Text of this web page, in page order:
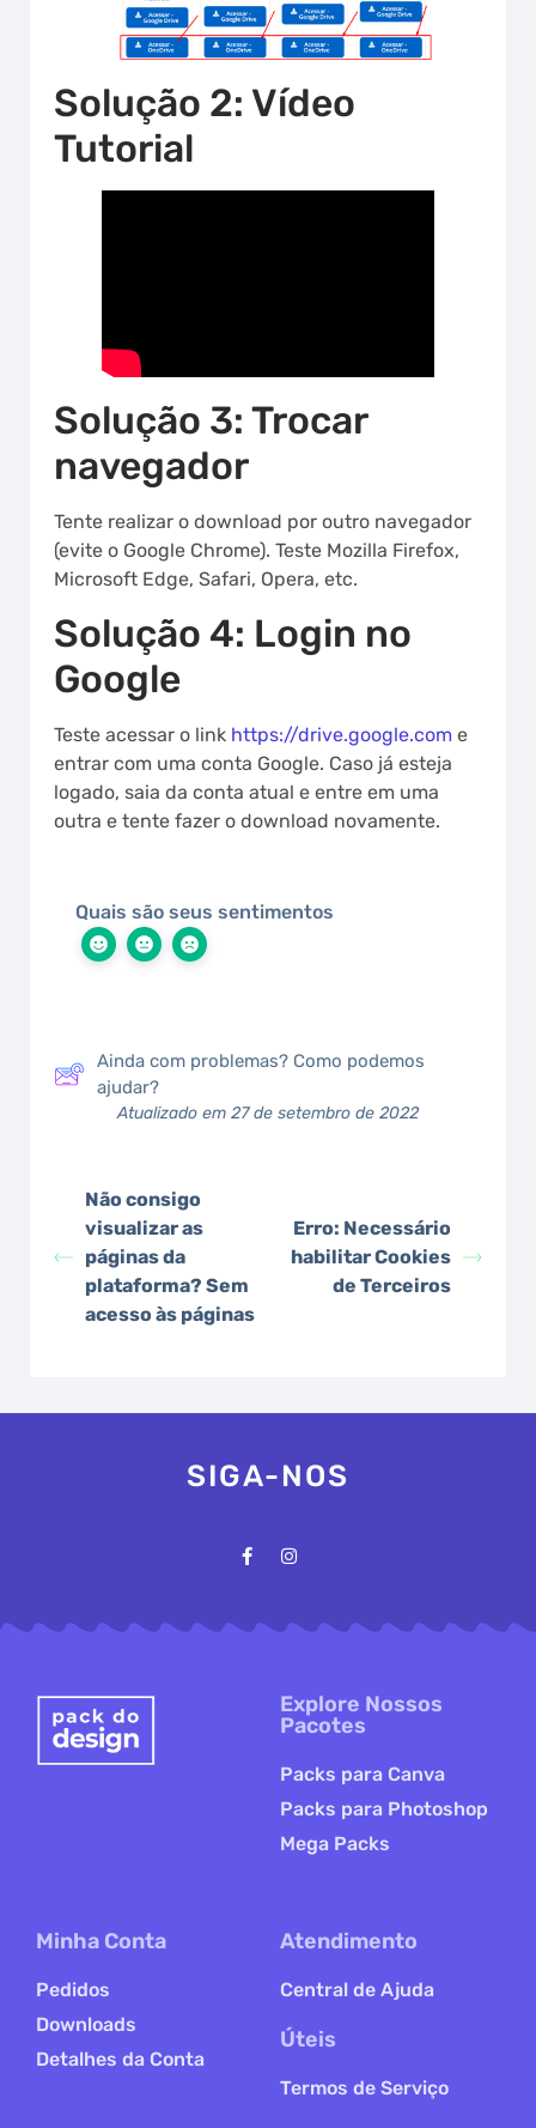
Solução 2: Vídeo
Tutorial
Solução 3: Trocar
navegador
Tente realizar o download por outro navegador
(evite o Google Chrome). Teste Mozilla Firefox,
Microsoft Edge, Safari, Opera, etc.
Solução 4: Login no
Google
Teste acessar o link https://drive.google.com e
entrar com uma conta Google. Caso já esteja
logado, saia da conta atual e entre em uma
outra e tente fazer o download novamente.
Quais são seus sentimentos
Ainda com problemas? Como podemos
ajudar?
Atualizado em 27 de setembro de 2022
Não consigo
visualizar as
páginas da
plataforma? Sem
acesso às páginas
Erro: Necessário
habilitar Cookies
de Terceiros
SIGA-NOS
Explore Nossos
Pacotes
Packs para Canva
Packs para Photoshop
Mega Packs
Minha Conta
Pedidos
Downloads
Detalhes da Conta
Atendimento
Central de Ajuda
Úteis
Termos de Serviço